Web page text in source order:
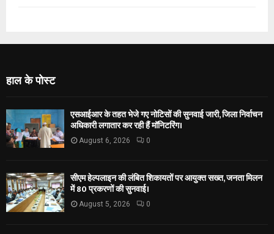
हाल के पोस्ट
एसआईआर के तहत भेजे गए नोटिसों की सुनवाई जारी, जिला निर्वाचन
अधिकारी लगातार कर रही हैं मॉनिटरिंग।
August 6, 2026 0
सीएम हेल्पलाइन की लंबित शिकायतों पर आयुक्त सख्त, जनता मिलन
में 80 प्रकरणों की सुनवाई।
August 5, 2026 0